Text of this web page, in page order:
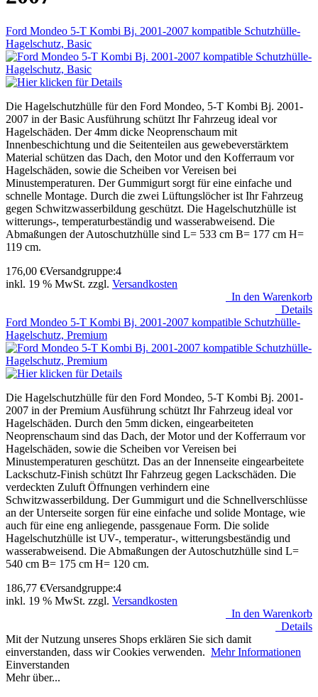
Ford Mondeo 5-T Kombi Bj. 2001-2007 kompatible Schutzhülle-
Hagelschutz, Basic
Die Hagelschutzhülle für den Ford Mondeo, 5-T Kombi Bj. 2001-
2007 in der Basic Ausführung schützt Ihr Fahrzeug ideal vor
Hagelschäden. Der 4mm dicke Neoprenschaum mit
Innenbeschichtung und die Seitenteilen aus gewebeverstärktem
Material schützen das Dach, den Motor und den Kofferraum vor
Hagelschäden, sowie die Scheiben vor Vereisen bei
Minustemperaturen. Der Gummigurt sorgt für eine einfache und
schnelle Montage. Durch die zwei Lüftungslöcher ist Ihr Fahrzeug
gegen Schwitzwasserbildung geschützt. Die Hagelschutzhülle ist
witterungs-, temperaturbeständig und wasserabweisend. Die
Abmaßungen der Autoschutzhülle sind L= 533 cm B= 177 cm H=
119 cm.
176,00 €Versandgruppe:4
inkl. 19 % MwSt. zzgl. Versandkosten
In den Warenkorb
Details
Ford Mondeo 5-T Kombi Bj. 2001-2007 kompatible Schutzhülle-
Hagelschutz, Premium
Die Hagelschutzhülle für den Ford Mondeo, 5-T Kombi Bj. 2001-
2007 in der Premium Ausführung schützt Ihr Fahrzeug ideal vor
Hagelschäden. Durch den 5mm dicken, eingearbeiteten
Neoprenschaum sind das Dach, der Motor und der Kofferraum vor
Hagelschäden, sowie die Scheiben vor Vereisen bei
Minustemperaturen geschützt. Das an der Innenseite eingearbeitete
Lackschutz-Finish schützt Ihr Fahrzeug gegen Lackschäden. Die
verdeckten Zuluft Öffnungen verhindern eine
Schwitzwasserbildung. Der Gummigurt und die Schnellverschlüsse
an der Unterseite sorgen für eine einfache und solide Montage, wie
auch für eine eng anliegende, passgenaue Form. Die solide
Hagelschutzhülle ist UV-, temperatur-, witterungsbeständig und
wasserabweisend. Die Abmaßungen der Autoschutzhülle sind L=
540 cm B= 175 cm H= 120 cm.
186,77 €Versandgruppe:4
inkl. 19 % MwSt. zzgl. Versandkosten
In den Warenkorb
Details
Mit der Nutzung unseres Shops erklären Sie sich damit
einverstanden, dass wir Cookies verwenden. Mehr Informationen
Einverstanden
Mehr über...